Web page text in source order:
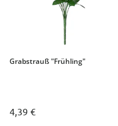
Grabstrauß "Frühling"
4,39 €